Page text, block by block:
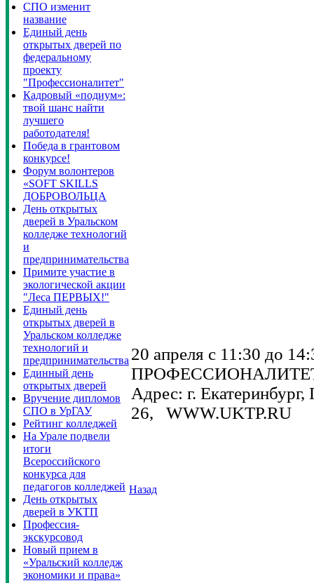
СПО изменит
название
Единый день
открытых дверей по
федеральному
проекту
"Профессионалитет"
Кадровый «подиум»:
твой шанс найти
лучшего
работодателя!
Победа в грантовом
конкурсе!
Форум волонтеров
«SOFT SKILLS
ДОБРОВОЛЬЦА
День открытых
дверей в Уральском
колледже технологий
и
предпринимательства
Примите участие в
экологической акции
"Леса ПЕРВЫХ!"
Единый день
открытых дверей в
Уральском колледже
технологий и
предпринимательства
Единный день
открытых дверей
Вручение дипломов
СПО в УрГАУ
Рейтинг колледжей
На Урале подвели
итоги
Всероссийского
конкурса для
педагогов колледжей
День открытых
дверей в УКТП
Профессия-
экскурсовод
Новый прием в
«Уральский колледж
экономики и права»
20 апреля с 11:30
Адрес: г.
26, WWW.UKTP.RU
Назад